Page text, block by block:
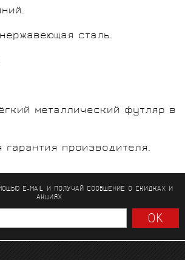
сталь.
металлический футляр в
производителя.
E-MAIL И ПОЛУЧАЙ СООБЩЕНИЕО СКИДКАХ И
АКЦИЯХ